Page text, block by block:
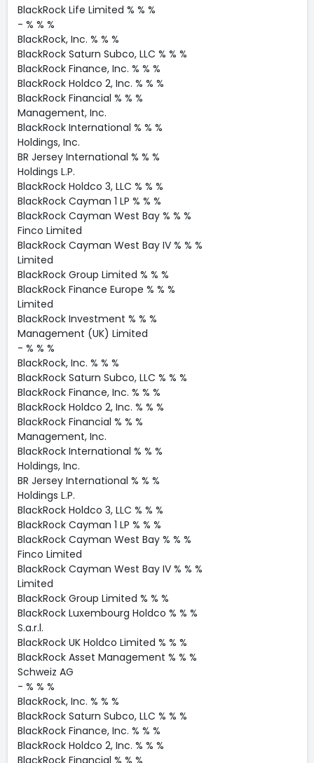
BlackRock Life Limited % % %
- % % %
BlackRock, Inc. % % %
BlackRock Saturn Subco, LLC % % %
BlackRock Finance, Inc. % % %
BlackRock Holdco 2, Inc. % % %
BlackRock Financial % % %
Management, Inc.
BlackRock International % % %
Holdings, Inc.
BR Jersey International % % %
Holdings L.P.
BlackRock Holdco 3, LLC % % %
BlackRock Cayman 1 LP % % %
BlackRock Cayman West Bay % % %
Finco Limited
BlackRock Cayman West Bay IV % % %
Limited
BlackRock Group Limited % % %
BlackRock Finance Europe % % %
Limited
BlackRock Investment % % %
Management (UK) Limited
- % % %
BlackRock, Inc. % % %
BlackRock Saturn Subco, LLC % % %
BlackRock Finance, Inc. % % %
BlackRock Holdco 2, Inc. % % %
BlackRock Financial % % %
Management, Inc.
BlackRock International % % %
Holdings, Inc.
BR Jersey International % % %
Holdings L.P.
BlackRock Holdco 3, LLC % % %
BlackRock Cayman 1 LP % % %
BlackRock Cayman West Bay % % %
Finco Limited
BlackRock Cayman West Bay IV % % %
Limited
BlackRock Group Limited % % %
BlackRock Luxembourg Holdco % % %
S.a.r.l.
BlackRock UK Holdco Limited % % %
BlackRock Asset Management % % %
Schweiz AG
- % % %
BlackRock, Inc. % % %
BlackRock Saturn Subco, LLC % % %
BlackRock Finance, Inc. % % %
BlackRock Holdco 2, Inc. % % %
BlackRock Financial % % %